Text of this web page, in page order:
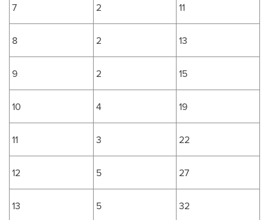
7 2 11
8 2 13
9 2 15
10 4 19
11 3 22
12 5 27
13 5 32